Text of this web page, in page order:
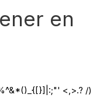
en
<,>.? /)